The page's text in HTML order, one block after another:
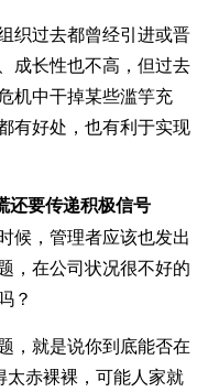
织过去都曾经引进或晋
成长性也不高，但过去
机中干掉某些滥竽充
有好处，也有利于实现
还要传递积极信号
候，管理者应该也发出
，在公司状况很不好的
？
，就是说你到底能否在
太赤裸裸，可能人家就